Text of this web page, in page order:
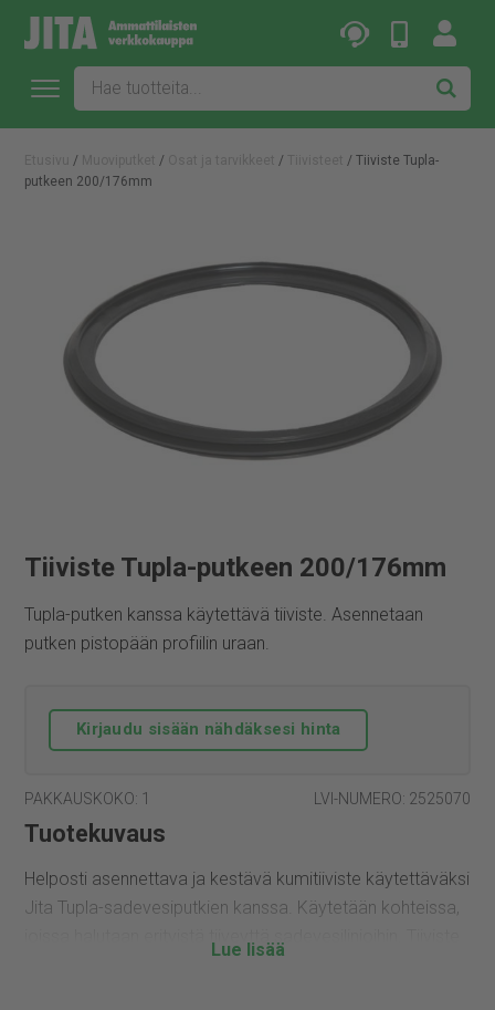
/ / /
/ Tiiviste Tupla-
putkeen 200/176mm
Tiiviste Tupla-putkeen 200/176mm
Tupla-putken kanssa käytettävä tiiviste. Asennetaan
putken pistopään profiilin uraan.
Kirjaudu sisään nähdäksesi hinta
PAKKAUSKOKO: 1 LVI-NUMERO: 2525070
Tuotekuvaus
Helposti asennettava ja kestävä kumitiiviste käytettäväksi
Jita Tupla-sadevesiputkien kanssa. Käytetään kohteissa,